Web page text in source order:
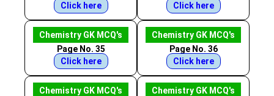
Click here
Click here
Chemistry GK MCQ's
Page No. 35
Click here
Chemistry GK MCQ's
Page No. 36
Click here
Chemistry GK MCQ's
Chemistry GK MCQ's